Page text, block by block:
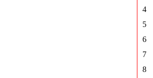
4
5
6
7
8